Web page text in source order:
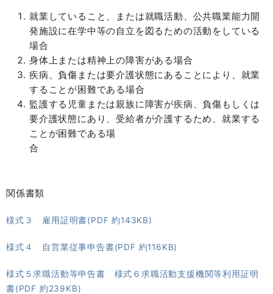
就業していること、または就職活動、公共職業能力開
発施設に在学中等の自立を図るための活動をしている
場合
身体上または精神上の障害がある場合
疾病、負傷または要介護状態にあることにより、就業
することが困難である場合
監護する児童または親族に障害が疾病、負傷もしくは
要介護状態にあり、受給者が介護するため、就業する
ことが困難である場
合
関係書類
様式３ 雇用証明書(PDF 約143KB)
様式４ 自営業従事申告書(PDF 約116KB)
様式５求職活動等申告書 様式６求職活動支援機関等利用証明
書(PDF 約239KB)